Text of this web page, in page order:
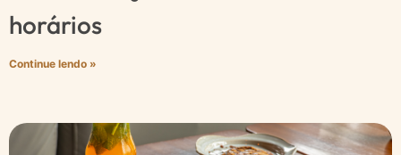
horários
Continue lendo »